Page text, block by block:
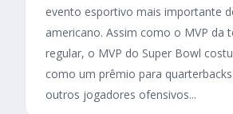
evento esportivo mais importante
americano. Assim como o MVP da
regular, o MVP do Super Bowl
como um prêmio para
outros jogadores ofensivos...